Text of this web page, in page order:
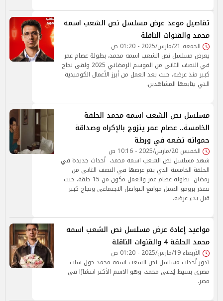
تفاصيل موعد عرض مسلسل نص الشعب اسمه
محمد والقنوات الناقلة
الجمعة 21/مارس/2025 - 01:20 ص
يعرض مسلسل نص الشعب اسمه محمد، بطولة عصام عمر
في النصف الثاني من الموسم الرمضاني 2025 ولقى نجاح
كبير منذ عرضه، حيث يعد العمل من أبرز الأعمال الكوميدية
التي يتابعها المشاهدين.
مسلسل نص الشعب اسمه محمد الحلقة
الخامسة.. عصام عمر يتزوج بالإكراه وصداقة
حمواته تضعه في ورطة
الخميس 20/مارس/2025 - 10:16 ص
شهد مسلسل نص الشعب اسمه محمد، أحداث جديدة في
الحلقة الخامسة الذي يتم عرضها في النصف الثاني من
رمضان بطولة عصام عمر والعمل مكون من 15 حلقة، حيث
تصدر برومو العمل مواقع التواصل الاجتماعي ونجاح كبير
قبل بدء عرضه.
مواعيد إعادة عرض مسلسل نص الشعب اسمه
محمد الحلقة 4 والقنوات الناقلة
الأربعاء 19/مارس/2025 - 01:20 ص
تدور أحداث مسلسل نص الشعب اسمه محمد حول شاب
مصري بسيط يُدعى محمد، وهو الاسم الأكثر انتشارًا في
مصر.